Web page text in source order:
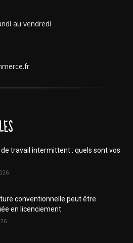
au vendredi
travail intermittent : quels sont vos
conventionnelle peut être
en licenciement